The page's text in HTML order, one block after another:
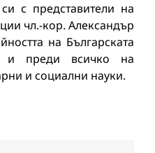
с представители на
чл.-кор. Александър
на Българската
и преди всичко на
и социални науки.